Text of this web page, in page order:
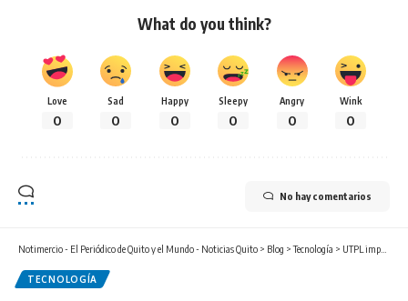
What do you think?
Love
0
Sad
0
Happy
0
Sleepy
0
Angry
0
Wink
0
No hay comentarios
Notimercio - El Periódico de Quito y el Mundo - Noticias Quito > Blog >Tecnología > UTPL impulsa laboratorio de gobernanza digital para fortalecer la gestión pública en el sur del Ecuador
TECNOLOGÍA